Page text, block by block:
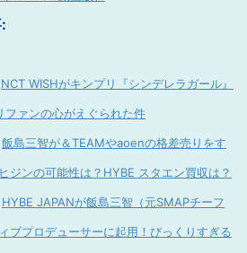
NCT WISHがキンプリ『シンデレラガール』
ファンの心がえぐられた件
飯島三智が＆TEAMやaoenの格差売りをす
ジンの可能性は？HYBE スタエン買収は？
HYBE JAPANが飯島三智（元SMAPチーフ
ブプロデューサーに起用！びっくりすぎる